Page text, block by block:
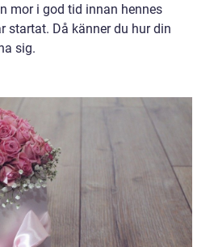
mor i god tid innan hennes
startat. Då känner du hur din
sig.